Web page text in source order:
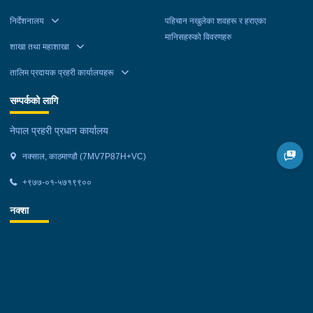
निर्देशनालय
शाखा तथा महाशाखा
तालिम प्रदायक प्रहरी कार्यालयहरू
पहिचान नखुलेका शवहरू र हराएका
मानिसहरुको विवरणहरु
सम्पर्कको लागि
नेपाल प्रहरी प्रधान कार्यालय
नक्साल, काठमाण्डौ (7MV7P87H+VC)
+९७७-०१-५७१९९००
नक्शा